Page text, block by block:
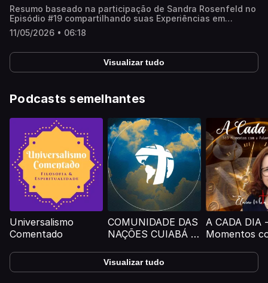
Resumo baseado na participação de Sandra Rosenfeld no
Episódio #19 compartilhando suas Experiências em
Meditação no Meditantes PodCast. Este vídeo foi
produzido por Inteligência Artificial, revisado e adaptado
100% a opinião do(a/as) participantes.
11/05/2026 • 06:18
Visualizar tudo
Podcasts semelhantes
Universalismo
Comentado
COMUNIDADE DAS
NAÇÕES CUIABÁ -
A CADA DIA
Momentos
Visualizar tudo